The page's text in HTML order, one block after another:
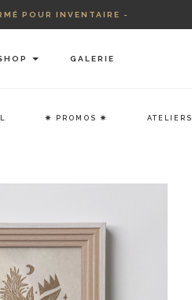
POUR INVENTAIRE -
GALERIE
✷ PROMOS ✷ ATELIERS